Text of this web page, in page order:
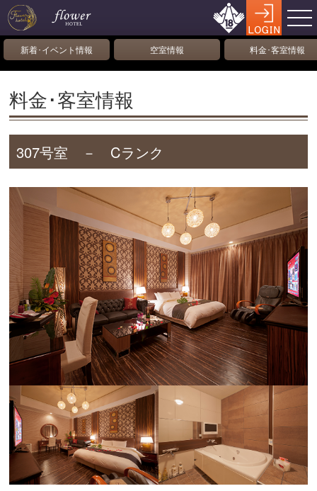
新着･イベント情報 空室情報 料金･客室情報
料金･客室情報
307号室 － Cランク